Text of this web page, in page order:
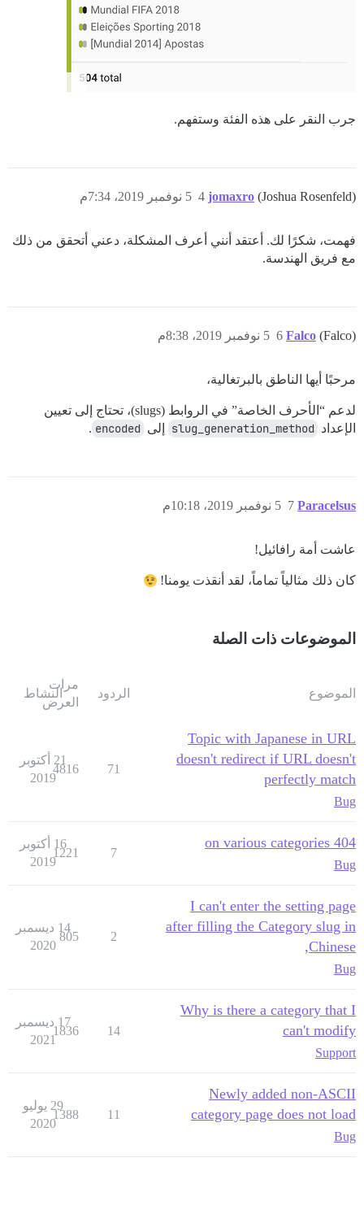
جرب النقر على هذه الفئة وستفهم.
jomaxro (Joshua Rosenfeld) 5 نوفمبر 2019، 7:34م 4
فهمت، شكرًا لك. أعتقد أنني أعرف المشكلة، دعني أتحقق من ذلك
مع فريق الهندسة.
Falco (Falco) 5 نوفمبر 2019، 8:38م 6
مرحبًا أيها الناطق بالبرتغالية،
لدعم “الأحرف الخاصة” في الروابط (slugs)، تحتاج إلى تعيين
الإعداد slug_generation_method إلى encoded
.
Paracelsus 5 نوفمبر 2019، 10:18م 7
عاشت أمة رافائيل!
كان ذلك مثالياً تماماً، لقد أنقذت يومنا!
الموضوعات ذات الصلة
الموضوع الردود
مرات
العرض
النشاط
Topic with Japanese in URL
doesn't redirect if URL doesn't
perfectly match
Bug
71
4816
21 أكتوبر
2019
404 on various categories
Bug
7
1221
16 أكتوبر
2019
I can't enter the setting page
after filling the Category slug in
Chinese,
Bug
2
805
14 ديسمبر
2020
Why is there a category that I
can't modify
Support
14
1836
17 ديسمبر
2021
Newly added non-ASCII
category page does not load
Bug
11
1388
29 يوليو
2020